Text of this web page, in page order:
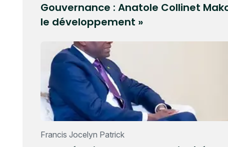
Gouvernance : Anatole Collinet
le développement »
Francis Jocelyn Patrick